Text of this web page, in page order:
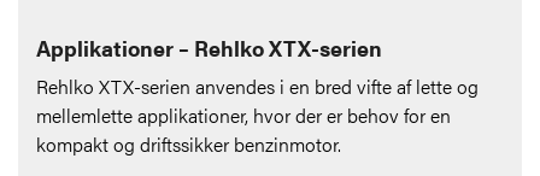
Applikationer – Rehlko XTX-serien
Rehlko XTX-serien anvendes i en bred vifte af lette og
mellemlette applikationer, hvor der er behov for en
kompakt og driftssikker benzinmotor.